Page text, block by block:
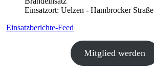
Einsatzort: Uelzen - Hambrocker Straße
Einsatzberichte-Feed
Mitglied werden